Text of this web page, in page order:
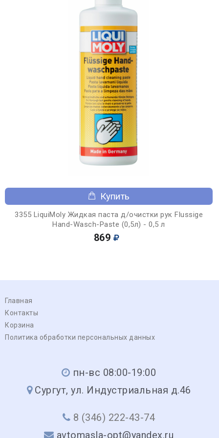
Купить
3355 LiquiMoly Жидкая паста д/очистки рук Flussige
Hand-Wasch-Paste (0,5л) - 0,5 л
869
Главная
Контакты
Корзина
Политика обработки персональных данных
пн-вс 08:00-19:00
Сургут, ул. Индустриальная д.46
8 (346) 222-43-74
avtomasla-opt@yandex.ru